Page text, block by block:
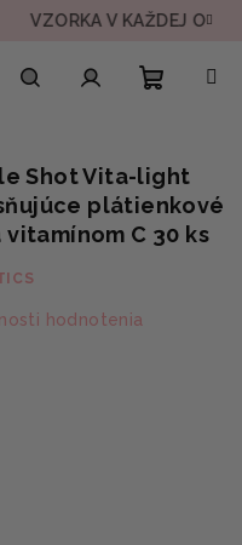
V KAŽDEJ OBJEDNÁVKE
košík
Shot Vita-light
plátienkové
C 30 ks
hodnotenia